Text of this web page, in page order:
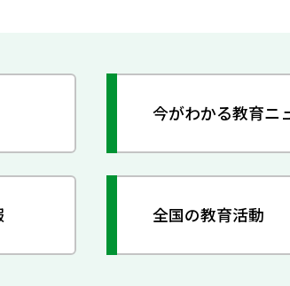
今がわかる教育ニ
全国の教育活動